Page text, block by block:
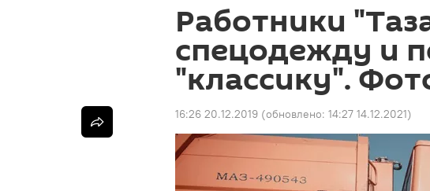
Работники
спецодежду и
"классику".
16:26 20.12.2019 (обновлено: 14:27 14.12.2021)